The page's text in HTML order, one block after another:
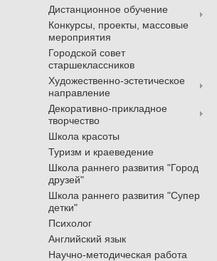
Дистанционное обучение
Конкурсы, проекты, массовые
мероприятия
Городской совет
старшеклассников
Художественно-эстетическое
направление
Декоративно-прикладное
творчество
Школа красоты
Туризм и краеведение
Школа раннего развития "Город
друзей"
Школа раннего развития "Супер
детки"
Психолог
Английский язык
Научно-методическая работа